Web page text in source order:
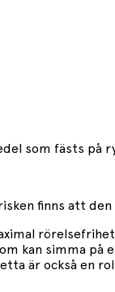
som fästs på
finns att den
kan simma
är också en